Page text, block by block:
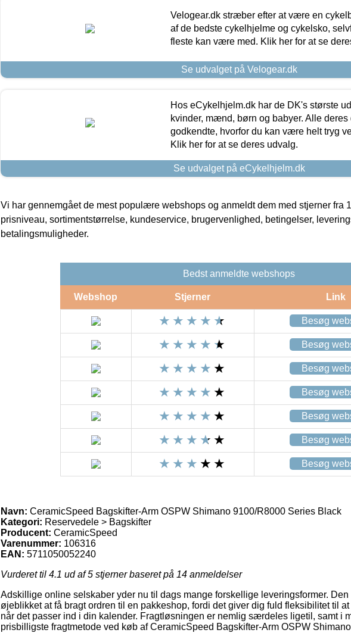
Velogear.dk stræber efter at være en
af de bedste cykelhjelme og cykelsko,
fleste kan være med. Klik her for at se
Se udvalget på Velogear.dk
Hos eCykelhjelm.dk har de DK's største
kvinder, mænd, børn og babyer. Alle
godkendte, hvorfor du kan være helt tryg
Klik her for at se deres udvalg.
Se udvalget på eCykelhjelm.dk
Vi har gennemgået de mest populære webshops og anmeldt dem med stjerner fra
prisniveau, sortimentstørrelse, kundeservice, brugervenlighed, betingelser,
betalingsmuligheder.
Bedst anmeldte webshops
Webshop Stjerner Link
Besøg
Besøg
Besøg
Besøg
Besøg
Besøg
Besøg
Navn: CeramicSpeed Bagskifter-Arm OSPW Shimano 9100/R8000 Series Black
Kategori: Reservedele > Bagskifter
Producent: CeramicSpeed
Varenummer: 106316
EAN: 5711050052240
Vurderet til 4.1 ud af 5 stjerner baseret på 14 anmeldelser
Adskillige online selskaber yder nu til dags mange forskellige leveringsformer. Den
øjeblikket at få bragt ordren til en pakkeshop, fordi det giver dig fuld fleksibilitet til
når det passer ind i din kalender. Fragtløsningen er nemlig særdeles ligetil, samt i
prisbilligste fragtmetode ved køb af CeramicSpeed Bagskifter-Arm OSPW